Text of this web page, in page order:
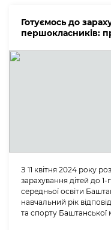
Готуємось до
першокласників:
З 11 квітня 2024 року
зарахування дітей до 1-
середньої освіти
навчальний рік
та спорту Баштанської